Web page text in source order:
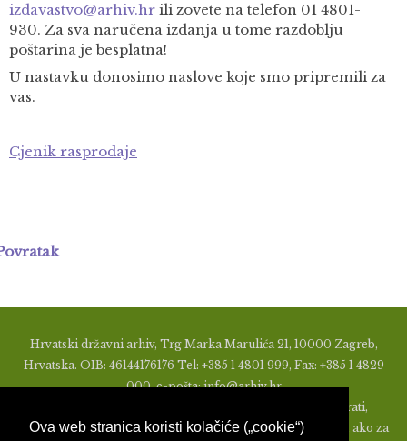
Ova web stranica koristi kolačiće („cookie“)
izdavastvo@arhiv.hr ili zovete na telefon 01 4801-
930. Za sva naručena izdanja u tome razdoblju
poštarina je besplatna!
U nastavku donosimo naslove koje smo pripremili za
vas.
Cjenik rasprodaje
Hrvatski državni arhiv, Trg Marka Marulića 21, 10000 Zagreb,
Hrvatska. OIB: 46144176176 Tel: +385 1 4801 999, Fax: +385 1 4829
000, e-pošta: info@arhiv.hr
Zabranjeno je u bilo kojem obliku objavljivati, distribuirati,
mijenjati ili na ikoji način koristiti materijale s ovih stranica, ako za